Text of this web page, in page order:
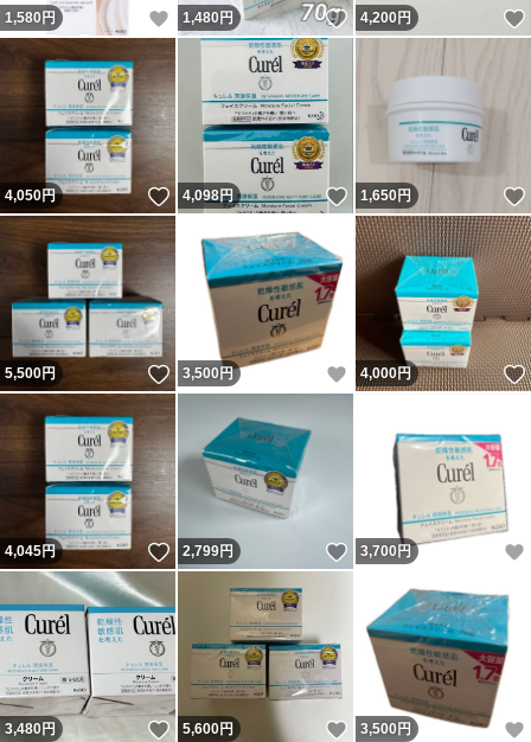
1,580 円 いいね！
1,480円 いいね！
4,200円
4,050円 いいね！
4,098円 いいね！
1,650円
5,500円 いいね！
3,500 円 いいね！
4,000円
4,045円 いいね！
2,799円 いいね！
3,700 円
3,480円 いいね！
5,600円 いいね！
3,500 円